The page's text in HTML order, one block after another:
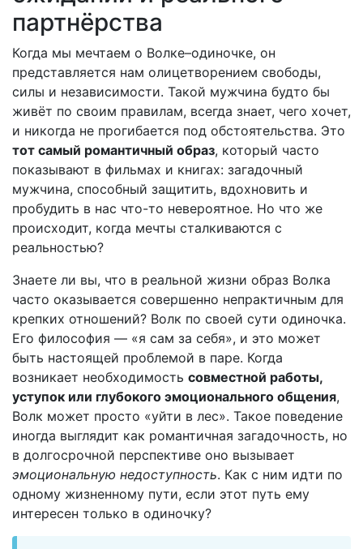
партнёрства
Когда мы мечтаем о Волке–одиночке, он
представляется нам олицетворением свободы,
силы и независимости. Такой мужчина будто бы
живёт по своим правилам, всегда знает, чего хочет,
и никогда не прогибается под обстоятельства. Это
тот самый романтичный образ, который часто
показывают в фильмах и книгах: загадочный
мужчина, способный защитить, вдохновить и
пробудить в нас что-то невероятное. Но что же
происходит, когда мечты сталкиваются с
реальностью?
Знаете ли вы, что в реальной жизни образ Волка
часто оказывается совершенно непрактичным для
крепких отношений? Волк по своей сути одиночка.
Его философия — «я сам за себя», и это может
быть настоящей проблемой в паре. Когда
возникает необходимость совместной работы,
уступок или глубокого эмоционального общения,
Волк может просто «уйти в лес». Такое поведение
иногда выглядит как романтичная загадочность, но
в долгосрочной перспективе оно вызывает
эмоциональную недоступность. Как с ним идти по
одному жизненному пути, если этот путь ему
интересен только в одиночку?